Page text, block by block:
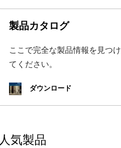
製品カタログ
ここで完全な製品情報を見つけ
てください。
ダウンロード
人気製品